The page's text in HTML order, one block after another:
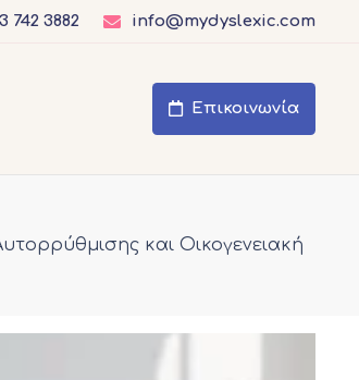
742 3882 info@mydyslexic.com
Επικοινωνία
και Οικογενειακή